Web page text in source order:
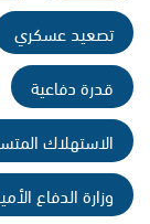
تصعيد عسكري
قدرة دفاعية
الاستهلاك
وزارة الدفاع